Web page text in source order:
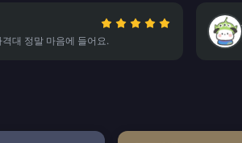
대 정말 마음에 들어요.